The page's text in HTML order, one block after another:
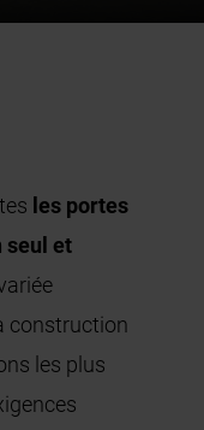
les portes
seul et
construction
les plus